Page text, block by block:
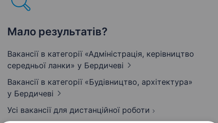
Мало результатів?
Вакансії в категорії «Адмiнiстрацiя, керівництво
середньої ланки» у Бердичеві
Вакансії в категорії «Будівництво, архітектура»
у Бердичеві
Усі вакансії для дистанційної роботи